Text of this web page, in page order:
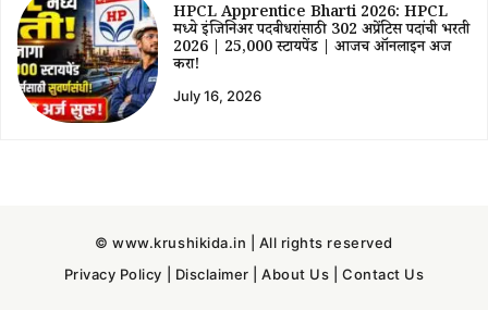
HPCL Apprentice Bharti 2026: HPCL
मध्ये इंजिनिअर पदवीधरांसाठी 302 अप्रेंटिस पदांची भरती
2026 | ₹25,000 स्टायपेंड | आजच ऑनलाईन अर्ज
करा!
July 16, 2026
© www.krushikida.in | All rights reserved
Privacy Policy
Disclaimer |About Us |Contact Us